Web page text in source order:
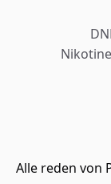
Alle reden von